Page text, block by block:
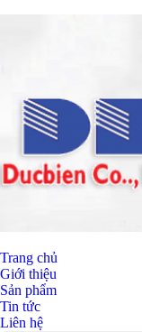
Trang chủ
Giới thiệu
Sản phẩm
Tin tức
Liên hệ